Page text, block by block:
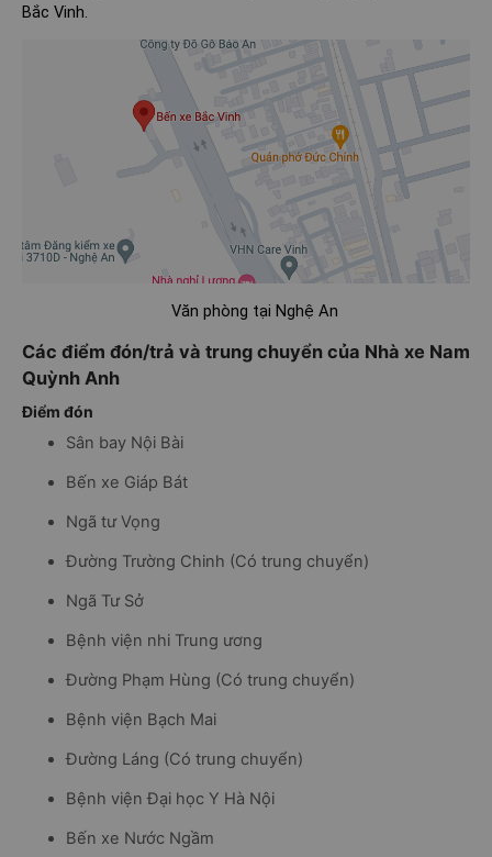
Bắc Vinh.
Văn phòng tại Nghệ An
Các điểm đón/trả và trung chuyển của Nhà xe Nam
Quỳnh Anh
Điểm đón
Sân bay Nội Bài
Bến xe Giáp Bát
Ngã tư Vọng
Đường Trường Chinh (Có trung chuyển)
Ngã Tư Sở
Bệnh viện nhi Trung ương
Đường Phạm Hùng (Có trung chuyển)
Bệnh viện Bạch Mai
Đường Láng (Có trung chuyển)
Bệnh viện Đại học Y Hà Nội
Bến xe Nước Ngầm